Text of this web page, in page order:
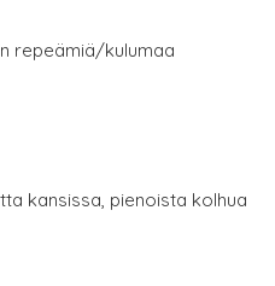
repeämiä/kulumaa
kansissa, pienoista kolhua